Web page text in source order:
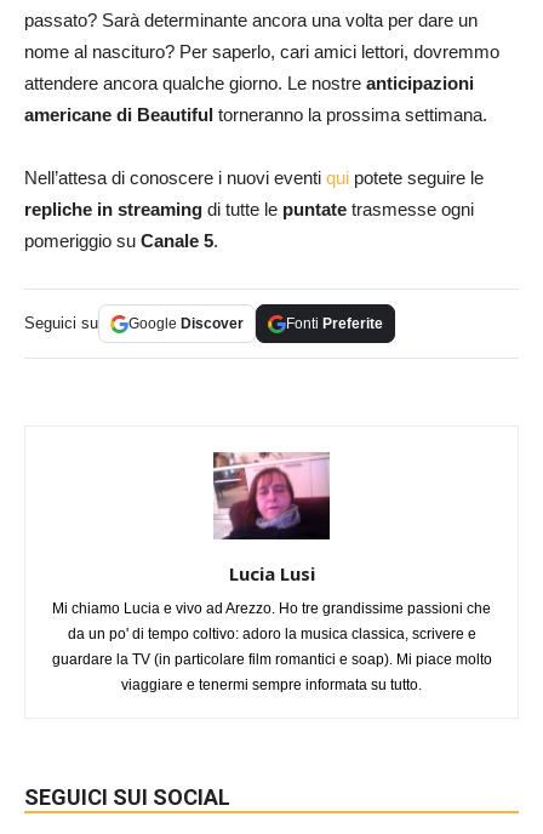
passato? Sarà determinante ancora una volta per dare un
nome al nascituro? Per saperlo, cari amici lettori, dovremmo
attendere ancora qualche giorno. Le nostre anticipazioni
americane di Beautiful torneranno la prossima settimana.
Nell’attesa di conoscere i nuovi eventi qui potete seguire le
repliche in streaming di tutte le puntate trasmesse ogni
pomeriggio su Canale 5.
Seguici su Google Discover Fonti Preferite
Lucia Lusi
Mi chiamo Lucia e vivo ad Arezzo. Ho tre grandissime passioni che
da un po' di tempo coltivo: adoro la musica classica, scrivere e
guardare la TV (in particolare film romantici e soap). Mi piace molto
viaggiare e tenermi sempre informata su tutto.
SEGUICI SUI SOCIAL